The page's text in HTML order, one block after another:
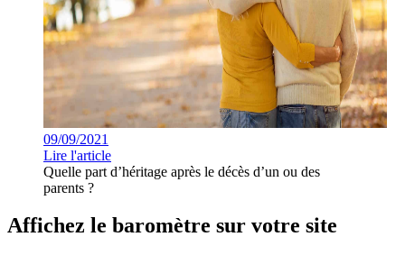
09/09/2021
Lire l'article
Quelle part d’héritage après le décès d’un ou des
parents ?
Affichez le baromètre sur votre site